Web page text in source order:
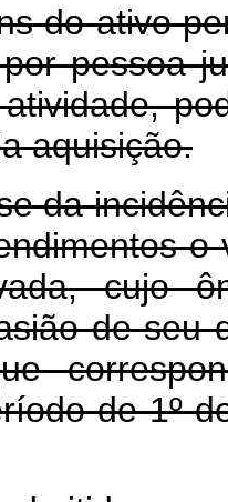
ativo
pessoa
aquisição.
da
cujo
de seu
de 1º